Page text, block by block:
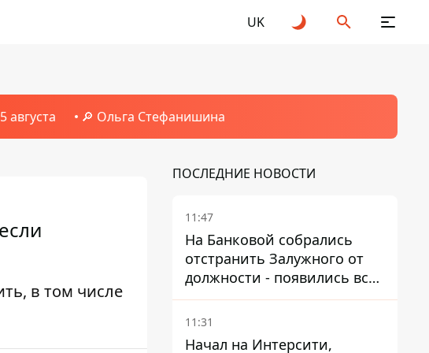
UK
августа 🔎 Ольга Стефанишина
в том числе
ПОСЛЕДНИЕ НОВОСТИ
11:47
На Банковой собрались
отстранить Залужного от
должности - появились все
признаки
11:31
Начал на Интерсити,